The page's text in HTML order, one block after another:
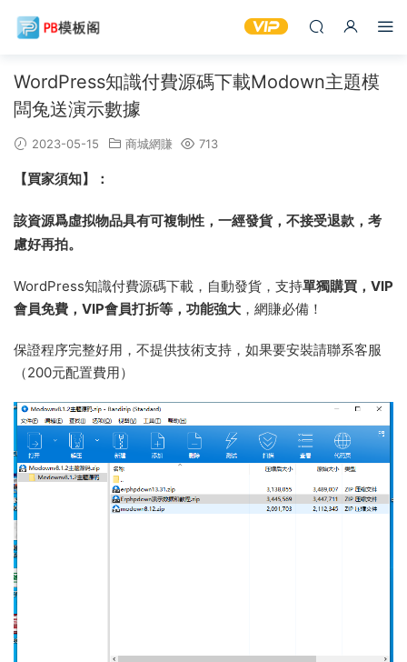
WordPress知識付費源碼下載Modown主題模
闆兔送演示數據
2023-05-15 商城網賺 713
【買家須知】：
該資源爲虛拟物品具有可複制性，一經發貨，不接受退款，考
慮好再拍。
WordPress知識付費源碼下載，自動發貨，支持單獨購買，VIP
會員免費，VIP會員打折等，功能強大 ，網賺必備！
保證程序完整好用，不提供技術支持，如果要安裝請聯系客服
（200元配置費用）